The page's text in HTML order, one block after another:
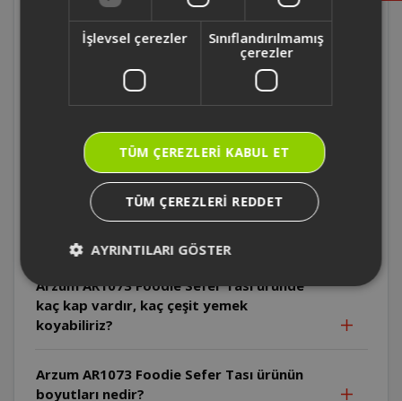
Arzum AR1073 Foodie Sefer Tası
maksimum ne kadar pilav yapıyor?
Arzum AR1073 Foodie Sefer Tası çorba gibi
Arzum AR1073 Foodie Sefer Tası ürün
kaplarını bulaşık makinesinde yıkanabilir
Arzum AR1073 Foodie Sefer Tası üründe
kaç kap vardır, kaç çeşit yemek
koyabiliriz?
Arzum AR1073 Foodie Sefer Tası ürünün
boyutları nedir?
İşlevsel çerezler
Sınıflandırılmamış
çerezler
TÜM ÇEREZLERI KABUL ET
TÜM ÇEREZLERI REDDET
AYRINTILARI GÖSTER